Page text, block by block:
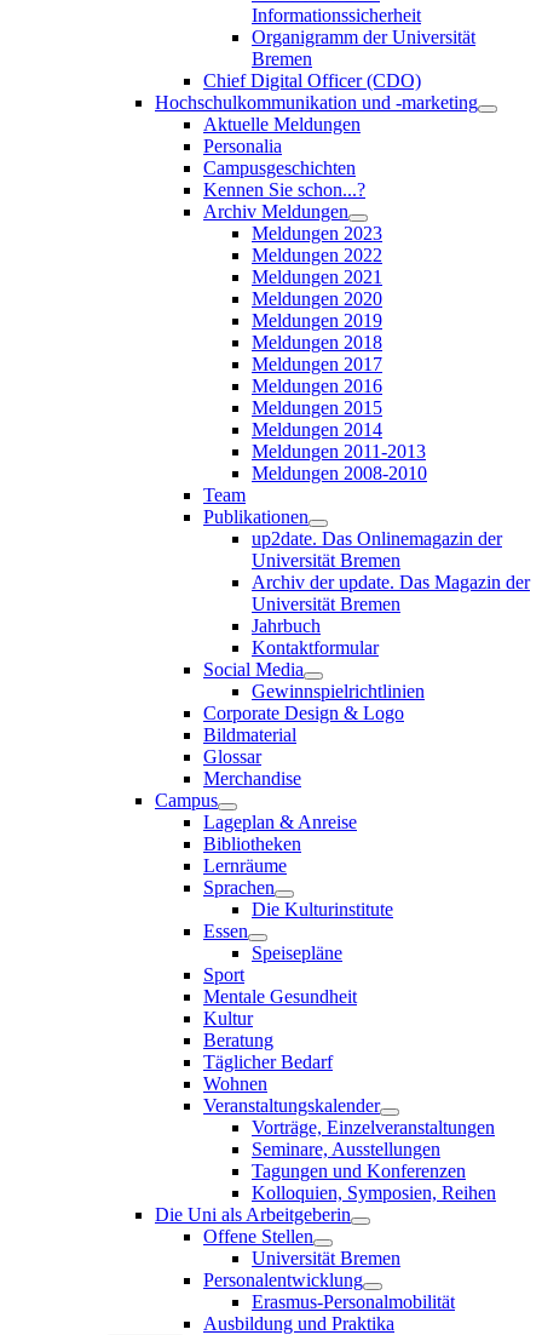
Informationssicherheit
Organigramm der Universität
Bremen
Chief Digital Officer (CDO)
Hochschulkommunikation und -marketing
Aktuelle Meldungen
Personalia
Campusgeschichten
Kennen Sie schon...?
Archiv Meldungen
Meldungen 2023
Meldungen 2022
Meldungen 2021
Meldungen 2020
Meldungen 2019
Meldungen 2018
Meldungen 2017
Meldungen 2016
Meldungen 2015
Meldungen 2014
Meldungen 2011-2013
Meldungen 2008-2010
Team
Publikationen
up2date. Das Onlinemagazin der
Universität Bremen
Archiv der update. Das Magazin der
Universität Bremen
Jahrbuch
Kontaktformular
Social Media
Gewinnspielrichtlinien
Corporate Design & Logo
Bildmaterial
Glossar
Merchandise
Campus
Lageplan & Anreise
Bibliotheken
Lernräume
Sprachen
Die Kulturinstitute
Essen
Speisepläne
Sport
Mentale Gesundheit
Kultur
Beratung
Täglicher Bedarf
Wohnen
Veranstaltungskalender
Vorträge, Einzelveranstaltungen
Seminare, Ausstellungen
Tagungen und Konferenzen
Kolloquien, Symposien, Reihen
Die Uni als Arbeitgeberin
Offene Stellen
Universität Bremen
Personalentwicklung
Erasmus-Personalmobilität
Ausbildung und Praktika